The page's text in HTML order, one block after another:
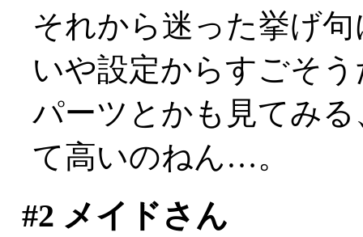
それから迷った挙げ
いや設定からすごそ
パーツとかも見てみ
て高いのねん…。
#2 メイドさん